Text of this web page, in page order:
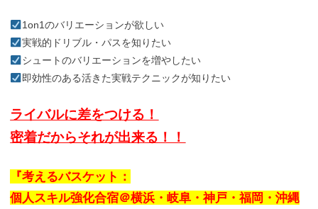
1on1のバリエーションが欲しい
実戦的ドリブル・パスを知りたい
シュートのバリエーションを増やしたい
即効性のある活きた実戦テクニックが知りたい
ライバルに差をつける！
密着だからそれが出来る！！
『考えるバスケット：
個人スキル強化合宿＠横浜・岐阜・神戸・福岡・沖縄